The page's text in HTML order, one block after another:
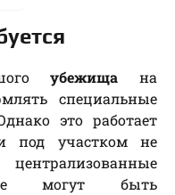
убежища на
специальные
это работает
под участком не
могут быть